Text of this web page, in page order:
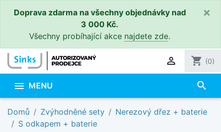
Doprava zdarma na všechny objednávky nad
3 000 Kč.
Všechny probíhající akce najdete zde.
×
 shopping_cart (0)
 MENU search
Domů Zvýhodněné sety
Nerezový dřez + baterie
S odkapem + baterie